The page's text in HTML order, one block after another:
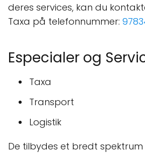
deres services, kan du
Taxa på telefonnummer:
Especialer og
Taxa
Transport
Logistik
De tilbydes et bredt